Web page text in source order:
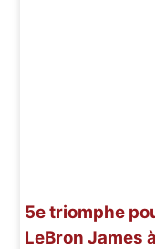
5e triomphe
LeBron James